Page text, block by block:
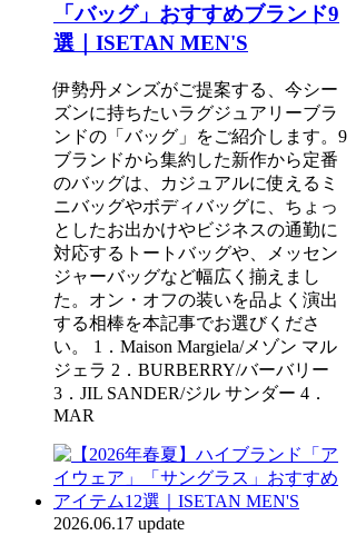
「バッグ」おすすめブランド9
選｜ISETAN MEN'S
伊勢丹メンズがご提案する、今シー
ズンに持ちたいラグジュアリーブラ
ンドの「バッグ」をご紹介します。9
ブランドから集約した新作から定番
のバッグは、カジュアルに使えるミ
ニバッグやボディバッグに、ちょっ
としたお出かけやビジネスの通勤に
対応するトートバッグや、メッセン
ジャーバッグなど幅広く揃えまし
た。オン・オフの装いを品よく演出
する相棒を本記事でお選びくださ
い。 1．Maison Margiela/メゾン マル
ジェラ 2．BURBERRY/バーバリー
3．JIL SANDER/ジル サンダー 4．
MAR
2026.06.17 update